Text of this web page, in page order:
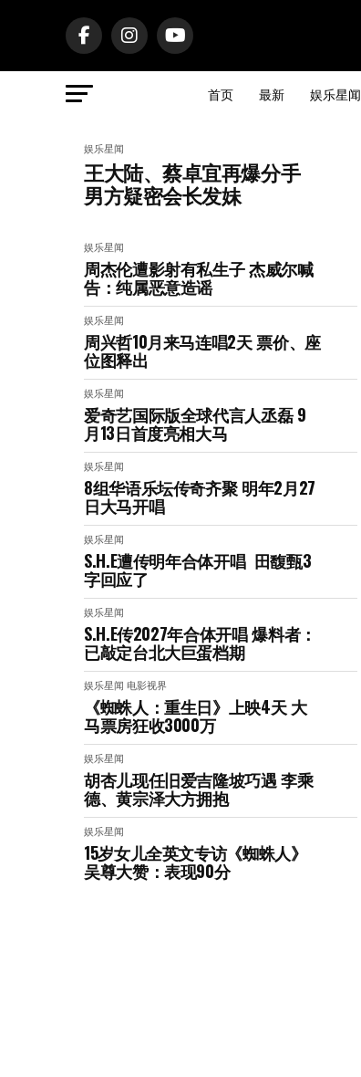
首页 最新 娱乐星闻
娱乐星闻
王大陆、蔡卓宜再爆分手
男方疑密会长发妹
娱乐星闻
周杰伦遭影射有私生子 杰威尔喊
告：纯属恶意造谣
娱乐星闻
周兴哲10月来马连唱2天 票价、座
位图释出
娱乐星闻
爱奇艺国际版全球代言人丞磊 9
月13日首度亮相大马
娱乐星闻
8组华语乐坛传奇⻬聚 明年2月27
日大马开唱
娱乐星闻
S.H.E遭传明年合体开唱 田馥甄3
字回应了
娱乐星闻
S.H.E传2027年合体开唱 爆料者：
已敲定台北大巨蛋档期
娱乐星闻 电影视界
《蜘蛛人：重生日》上映4天 大
马票房狂收3000万
娱乐星闻
胡杏儿现任旧爱吉隆坡巧遇 李乘
德、黄宗泽大方拥抱
娱乐星闻
15岁女儿全英文专访《蜘蛛人》
吴尊大赞：表现90分